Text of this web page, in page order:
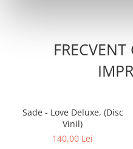
Sade - Love Deluxe, (Disc
Vinil)
140,00 Lei